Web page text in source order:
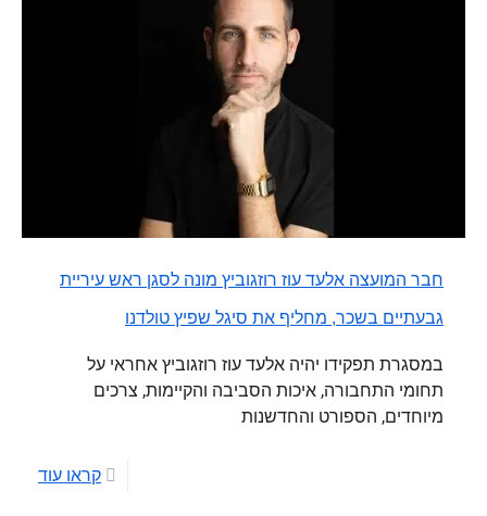
חבר המועצה אלעד עוז רוזגוביץ מונה לסגן ראש עיריית
גבעתיים בשכר, מחליף את סיגל שפיץ טולדנו
במסגרת תפקידו יהיה אלעד עוז רוזגוביץ אחראי על
תחומי התחבורה, איכות הסביבה והקיימות, צרכים
מיוחדים, הספורט והחדשנות
קראו עוד